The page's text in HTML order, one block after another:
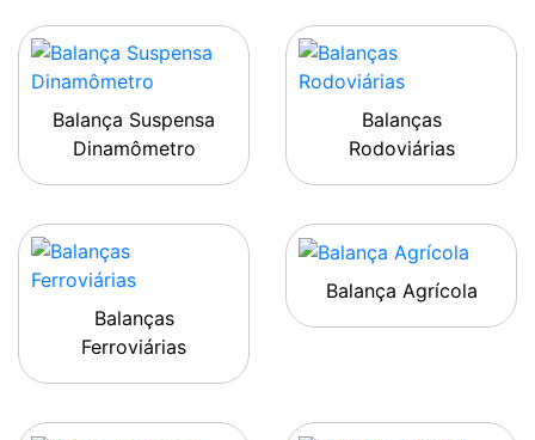
Balança Suspensa
Dinamômetro
Balanças
Rodoviárias
Balanças
Ferroviárias
Balança Agrícola